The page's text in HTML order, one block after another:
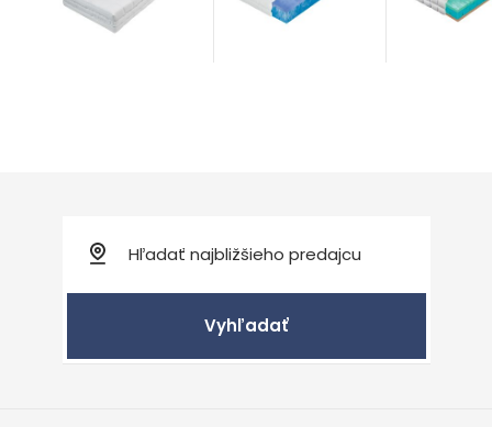
od 340,00
od 983,00
Vyhľadať